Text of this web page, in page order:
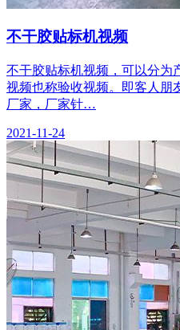
不干胶贴标机视频
不干胶贴标机视频，可以分为
视频也称验收视频。即客人朋
厂家，厂家针…
2021-11-24